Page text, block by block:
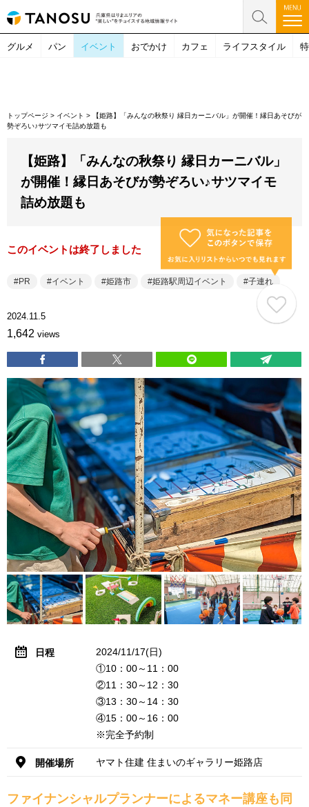
グルメ パン イベント おでかけ カフェ ライフスタイル
トップページ > イベント >
【姫路】「みんなの秋祭り 縁日カーニバル」が開催！縁日あそびが
勢ぞろい♪サツマイモ詰め放題も
【姫路】「みんなの秋祭り 縁日カーニバル」
が開催！縁日あそびが勢ぞろい♪サツマイモ
詰め放題も
このイベントは終了しました
PR イベント 姫路市 姫路駅周辺イベント 子連れ
2024.11.5
1,642 views
日程
2024/11/17(日)
①10：00～11：00
②11：30～12：30
③13：30～14：30
④15：00～16：00
※完全予約制
開催場所 ヤマト住建 住まいのギャラリー姫路店
ファイナンシャルプランナーによるマネー講座も同